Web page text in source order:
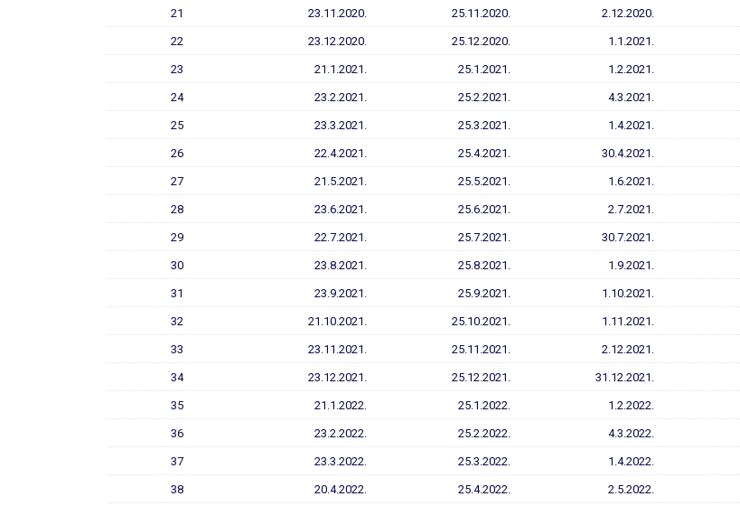
21 23.11.2020. 25.11.2020. 2.12.2020.
22 23.12.2020. 25.12.2020. 1.1.2021.
23 21.1.2021. 25.1.2021. 1.2.2021.
24 23.2.2021. 25.2.2021. 4.3.2021.
25 23.3.2021. 25.3.2021. 1.4.2021.
26 22.4.2021. 25.4.2021. 30.4.2021.
27 21.5.2021. 25.5.2021. 1.6.2021.
28 23.6.2021. 25.6.2021. 2.7.2021.
29 22.7.2021. 25.7.2021. 30.7.2021.
30 23.8.2021. 25.8.2021. 1.9.2021.
31 23.9.2021. 25.9.2021. 1.10.2021.
32 21.10.2021. 25.10.2021. 1.11.2021.
33 23.11.2021. 25.11.2021. 2.12.2021.
34 23.12.2021. 25.12.2021. 31.12.2021.
35 21.1.2022. 25.1.2022. 1.2.2022.
36 23.2.2022. 25.2.2022. 4.3.2022.
37 23.3.2022. 25.3.2022. 1.4.2022.
38 20.4.2022. 25.4.2022. 2.5.2022.